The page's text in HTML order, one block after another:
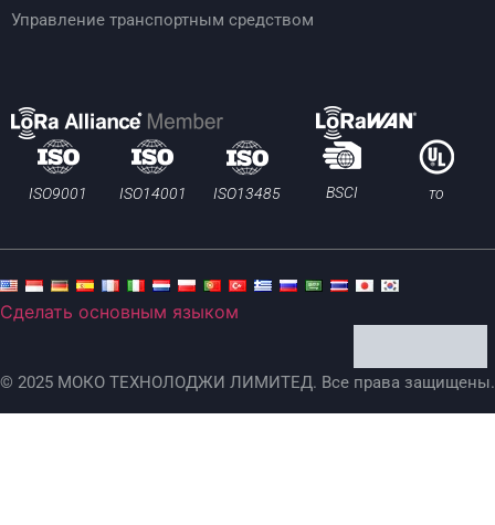
Управление транспортным средством
ISO9001 ISO14001 ISO13485 BSCI то
Сделать основным языком
© 2025 МОКО ТЕХНОЛОДЖИ ЛИМИТЕД. Все права защищены.